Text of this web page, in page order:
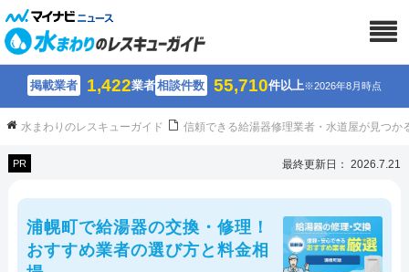
掲載業者 1,422業者相談件数 55,710件以上※2026年8月時点
水まわりのレスキューガイド 信頼できる給湯器修理業者・水道屋が見つか
PR 最終更新日： 2026.7.21
浦幌町で給湯器の交換・修理！
おすすめ業者の選び方と料金相